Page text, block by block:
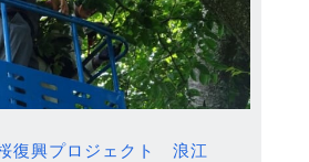
復興プロジェクト 浪江